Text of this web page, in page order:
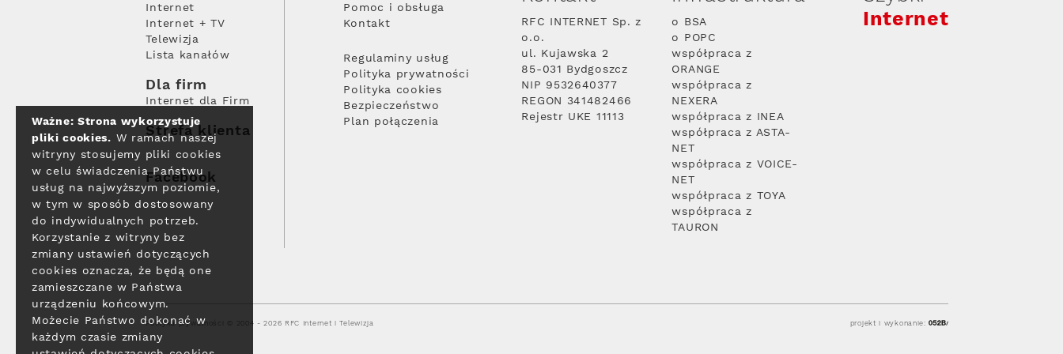
Internet
Internet + TV
Telewizja
Lista kanałów
Dla firm
Internet dla Firm
Strefa klienta
Facebook
Pomoc i obsługa
Kontakt
Regulaminy usług
Polityka prywatności
Polityka cookies
Bezpieczeństwo
Plan połączenia
RFC INTERNET Sp. z
o.o.
ul. Kujawska 2
85-031 Bydgoszcz
NIP 9532640377
REGON 341482466
Rejestr UKE 11113
o BSA
o POPC
współpraca z
ORANGE
współpraca z
NEXERA
współpraca z INEA
współpraca z ASTA-
NET
współpraca z VOICE-
NET
współpraca z TOYA
współpraca z
TAURON
Internet
Polityka prywatności © 2004 - 2026 RFC Internet i Telewizja projekt i wykonanie:
Ważne: Strona wykorzystuje
pliki cookies. W ramach naszej
witryny stosujemy pliki cookies
w celu świadczenia Państwu
usług na najwyższym poziomie,
w tym w sposób dostosowany
do indywidualnych potrzeb.
Korzystanie z witryny bez
zmiany ustawień dotyczących
cookies oznacza, że będą one
zamieszczane w Państwa
urządzeniu końcowym.
Możecie Państwo dokonać w
każdym czasie zmiany